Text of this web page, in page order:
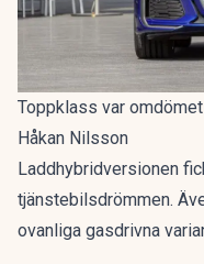
Toppklass var
Håkan Nilsson
Laddhybridversionen
tjänstebilsdrömmen.
ovanliga gasdrivna